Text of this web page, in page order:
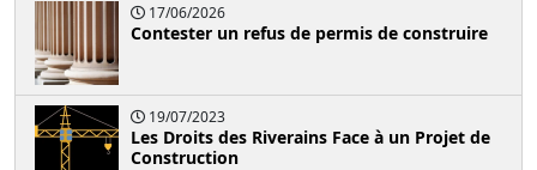
17/06/2026
Contester un refus de permis de construire
19/07/2023
Les Droits des Riverains Face à un Projet de
Construction